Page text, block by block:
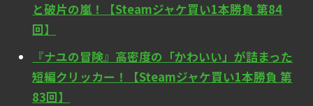
と破片の嵐！【Steamジャケ買い1本勝負 第84
回】
『ナユの冒険』高密度の「かわいい」が詰まった
短編クリッカー！【Steamジャケ買い1本勝負 第
83回】